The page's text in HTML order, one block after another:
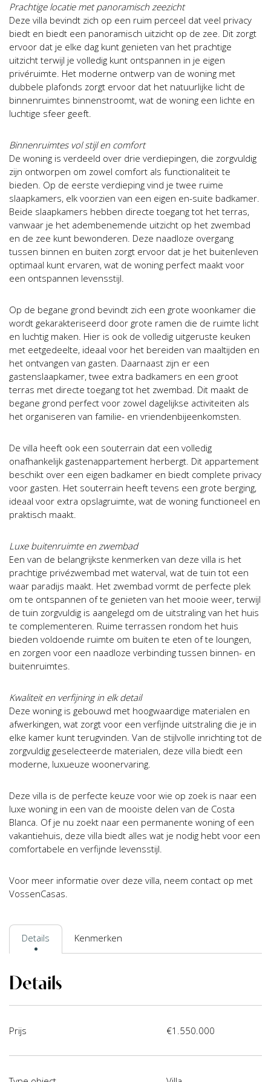
Prachtige locatie met panoramisch zeezicht
Deze villa bevindt zich op een ruim perceel dat veel privacy
biedt en biedt een panoramisch uitzicht op de zee. Dit zorgt
ervoor dat je elke dag kunt genieten van het prachtige
uitzicht terwijl je volledig kunt ontspannen in je eigen
privéruimte. Het moderne ontwerp van de woning met
dubbele plafonds zorgt ervoor dat het natuurlijke licht de
binnenruimtes binnenstroomt, wat de woning een lichte en
luchtige sfeer geeft.
Binnenruimtes vol stijl en comfort
De woning is verdeeld over drie verdiepingen, die zorgvuldig
zijn ontworpen om zowel comfort als functionaliteit te
bieden. Op de eerste verdieping vind je twee ruime
slaapkamers, elk voorzien van een eigen en-suite badkamer.
Beide slaapkamers hebben directe toegang tot het terras,
vanwaar je het adembenemende uitzicht op het zwembad
en de zee kunt bewonderen. Deze naadloze overgang
tussen binnen en buiten zorgt ervoor dat je het buitenleven
optimaal kunt ervaren, wat de woning perfect maakt voor
een ontspannen levensstijl.
Op de begane grond bevindt zich een grote woonkamer die
wordt gekarakteriseerd door grote ramen die de ruimte licht
en luchtig maken. Hier is ook de volledig uitgeruste keuken
met eetgedeelte, ideaal voor het bereiden van maaltijden en
het ontvangen van gasten. Daarnaast zijn er een
gastenslaapkamer, twee extra badkamers en een groot
terras met directe toegang tot het zwembad. Dit maakt de
begane grond perfect voor zowel dagelijkse activiteiten als
het organiseren van familie- en vriendenbijeenkomsten.
De villa heeft ook een souterrain dat een volledig
onafhankelijk gastenappartement herbergt. Dit appartement
beschikt over een eigen badkamer en biedt complete privacy
voor gasten. Het souterrain heeft tevens een grote berging,
ideaal voor extra opslagruimte, wat de woning functioneel en
praktisch maakt.
Luxe buitenruimte en zwembad
Een van de belangrijkste kenmerken van deze villa is het
prachtige privézwembad met waterval, wat de tuin tot een
waar paradijs maakt. Het zwembad vormt de perfecte plek
om te ontspannen of te genieten van het mooie weer, terwijl
de tuin zorgvuldig is aangelegd om de uitstraling van het huis
te complementeren. Ruime terrassen rondom het huis
bieden voldoende ruimte om buiten te eten of te loungen,
en zorgen voor een naadloze verbinding tussen binnen- en
buitenruimtes.
Kwaliteit en verfijning in elk detail
Deze woning is gebouwd met hoogwaardige materialen en
afwerkingen, wat zorgt voor een verfijnde uitstraling die je in
elke kamer kunt terugvinden. Van de stijlvolle inrichting tot de
zorgvuldig geselecteerde materialen, deze villa biedt een
moderne, luxueuze woonervaring.
Deze villa is de perfecte keuze voor wie op zoek is naar een
luxe woning in een van de mooiste delen van de Costa
Blanca. Of je nu zoekt naar een permanente woning of een
vakantiehuis, deze villa biedt alles wat je nodig hebt voor een
comfortabele en verfijnde levensstijl.
Voor meer informatie over deze villa, neem contact op met
VossenCasas.
Details Kenmerken
Details
Prijs €1.550.000